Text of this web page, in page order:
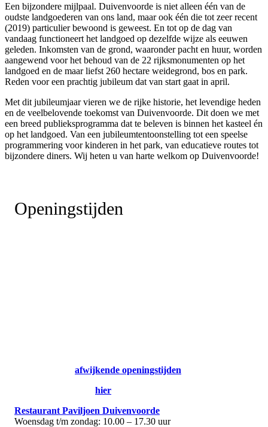
Een bijzondere mijlpaal. Duivenvoorde is niet alleen één van de
oudste landgoederen van ons land, maar ook één die tot zeer recent
(2019) particulier bewoond is geweest. En tot op de dag van
vandaag functioneert het landgoed op dezelfde wijze als eeuwen
geleden. Inkomsten van de grond, waaronder pacht en huur, worden
aangewend voor het behoud van de 22 rijksmonumenten op het
landgoed en de maar liefst 260 hectare weidegrond, bos en park.
Reden voor een prachtig jubileum dat van start gaat in april.
Met dit jubileumjaar vieren we de rijke historie, het levendige heden
en de veelbelovende toekomst van Duivenvoorde. Dit doen we met
een breed publieksprogramma dat te beleven is binnen het kasteel én
op het landgoed. Van een jubileumtentoonstelling tot een speelse
programmering voor kinderen in het park, van educatieve routes tot
bijzondere diners. Wij heten u van harte welkom op Duivenvoorde!
Openingstijden
afwijkende openingstijden
hier
Restaurant Paviljoen Duivenvoorde
Woensdag t/m zondag: 10.00 – 17.30 uur